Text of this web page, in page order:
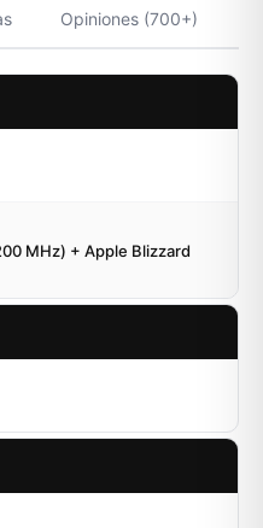
Opiniones (700+)
MHz) + Apple Blizzard